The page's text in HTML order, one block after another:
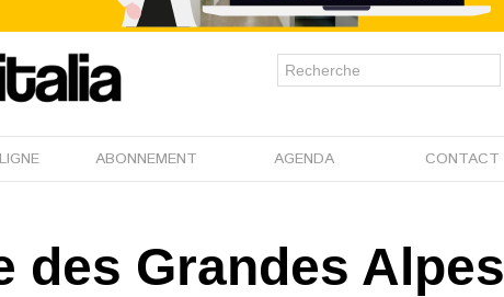
ABONNEMENT AGENDA CONTACT
des Grandes Alpes